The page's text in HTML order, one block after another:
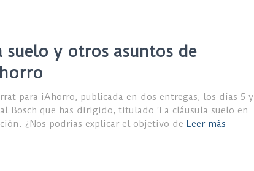
suelo y otros asuntos de
para iAhorro, publicada en dos entregas, los días 5 y
Bosch que has dirigido, titulado ‘La cláusula suelo en
¿Nos podrías explicar el objetivo de Leer más